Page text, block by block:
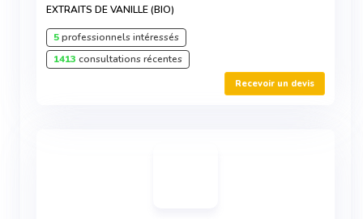
EXTRAITS DE VANILLE (BIO)
5professionnels intéressés
1413 consultations récentes
Recevoir un devis